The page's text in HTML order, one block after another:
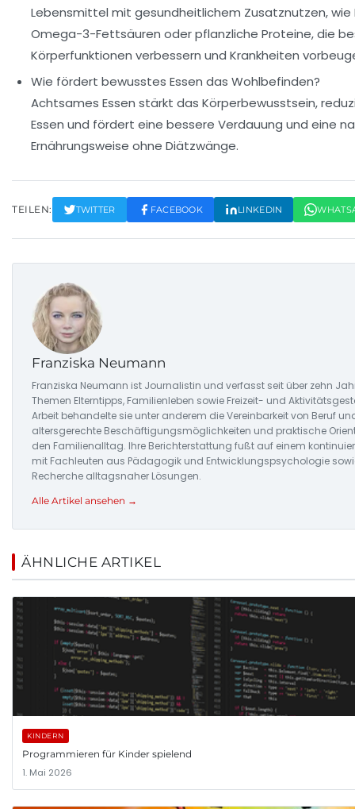
Lebensmittel mit gesundheitlichem Zusatznutzen, wie
Omega-3-Fettsäuren oder pflanzliche Proteine, die
Körperfunktionen verbessern und Krankheiten
Wie fördert bewusstes Essen das Wohlbefinden?
Achtsames Essen stärkt das Körperbewusstsein,
Essen und fördert eine bessere Verdauung und eine
Ernährungsweise ohne Diätzwänge.
TEILEN: TWITTER FACEBOOK LINKEDIN
Franziska Neumann
Franziska Neumann ist Journalistin und verfasst seit über zehn
Themen Elterntipps, Familienleben sowie Freizeit- und
Arbeit behandelte sie unter anderem die Vereinbarkeit von Beruf
altersgerechte Beschäftigungsmöglichkeiten und praktische
den Familienalltag. Ihre Berichterstattung fußt auf einem
mit Fachleuten aus Pädagogik und Entwicklungspsychologie
Recherche alltagsnaher Lösungen.
Alle Artikel ansehen →
ÄHNLICHE ARTIKEL
KINDERN
Programmieren für Kinder spielend
1. Mai 2026